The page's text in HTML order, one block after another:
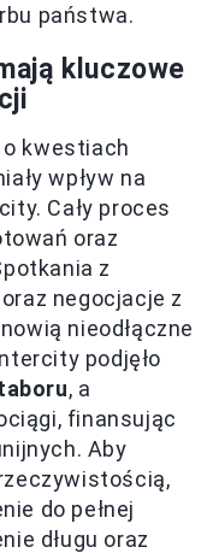
państwa.
kluczowe
kwestiach
wpływ na
Cały proces
oraz
z
negocjacje z
nieodłączne
podjęło
, a
finansując
Aby
do pełnej
długu oraz